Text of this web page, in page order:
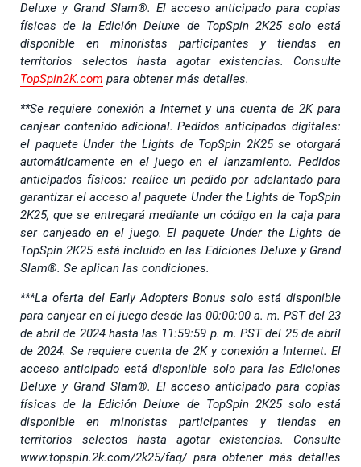
Deluxe y Grand Slam®. El acceso anticipado para copias
físicas de la Edición Deluxe de TopSpin 2K25 solo está
disponible en minoristas participantes y tiendas en
territorios selectos hasta agotar existencias. Consulte
TopSpin2K.com para obtener más detalles.
**Se requiere conexión a Internet y una cuenta de 2K para
canjear contenido adicional. Pedidos anticipados digitales:
el paquete Under the Lights de TopSpin 2K25 se otorgará
automáticamente en el juego en el lanzamiento. Pedidos
anticipados físicos: realice un pedido por adelantado para
garantizar el acceso al paquete Under the Lights de TopSpin
2K25, que se entregará mediante un código en la caja para
ser canjeado en el juego. El paquete Under the Lights de
TopSpin 2K25 está incluido en las Ediciones Deluxe y Grand
Slam®. Se aplican las condiciones.
***La oferta del Early Adopters Bonus solo está disponible
para canjear en el juego desde las 00:00:00 a. m. PST del 23
de abril de 2024 hasta las 11:59:59 p. m. PST del 25 de abril
de 2024. Se requiere cuenta de 2K y conexión a Internet. El
acceso anticipado está disponible solo para las Ediciones
Deluxe y Grand Slam®. El acceso anticipado para copias
físicas de la Edición Deluxe de TopSpin 2K25 solo está
disponible en minoristas participantes y tiendas en
territorios selectos hasta agotar existencias. Consulte
www.topspin.2k.com/2k25/faq/ para obtener más detalles